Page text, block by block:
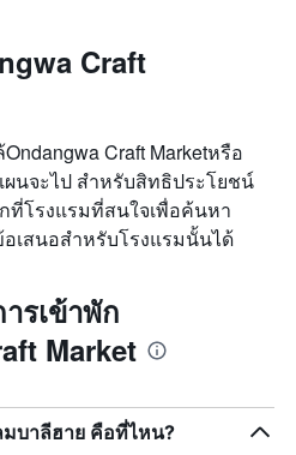
Craft
Craft Marketหรือ
นจะไป สำหรับสิทธิประโยชน์
ที่โรงแรมที่สนใจเพื่อค้นหา
เสนอสำหรับโรงแรมนั้นได้
รเข้าพัก
Market
มบาลีฮาย คือที่ไหน?